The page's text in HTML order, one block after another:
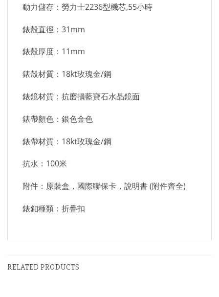
動力儲存：勞力士2236型機芯,55小時
錶殼直徑：31mm
錶殼厚度：11mm
錶殼材質：18kt玫瑰金/鋼
錶鏡材質：抗磨損藍寶石水晶鏡面
錶帶顏色：銀色金色
錶帶材質：18kt玫瑰金/鋼
抗水：100米
附件：原裝盒，國際聯保卡，說明書 (附件齊全)
錶釦種類：折疊扣
RELATED PRODUCTS